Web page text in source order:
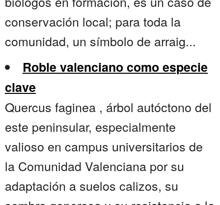
conservación local; para toda la
comunidad, un símbolo de arraig...
Roble valenciano como especie
clave
Quercus faginea , árbol autóctono del
este peninsular, especialmente
valioso en campus universitarios de
la Comunidad Valenciana por su
adaptación a suelos calizos, su